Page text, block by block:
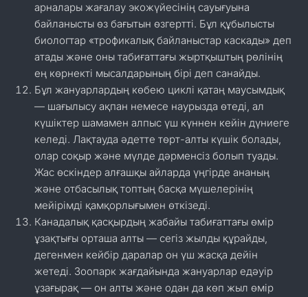
арналары жағалау экожүйесінің сауығуына
байланысты өз бағытын өзгертті. Бұл құбылысты
биологтар «трофикалық байланыстар каскады» деп
атады және оны табиғаттағы жыртқыштың рөлінің
ең көрнекті мысалдарының бірі деп санайды.
Бұл жануарлардың көбею циклі қатаң маусымдық
— шағылысу ақпан немесе наурызда өтеді, ал
күшіктер шамамен алпыс үш күннен кейін дүниеге
келеді. Лақтауда әдетте төрт-алты күшік болады,
олар соқыр және мүлде дәрменсіз болып туады.
Жас өскіндер алғашқы айларда үңгірде ананың
және отбасылық топтың басқа мүшелерінің
мейірімді қамқорлығымен өткізеді.
Канадалық қасқырдың жабайы табиғаттағы өмір
ұзақтығы орташа алты — сегіз жылды құрайды,
дегенмен кейбір даралар он үш жасқа дейін
жетеді. Зоопарк жағдайында жануарлар едәуір
ұзағырақ — он алты және одан да көп жыл өмір